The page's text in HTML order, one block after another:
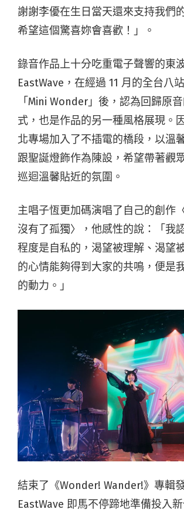
謝謝李優在生日當天還來支持我們
希望這個驚喜妳會喜歡！」。
錄音作品上十分吃重電子聲響的東
EastWave，在經過 11 月的全台八
「Mini Wonder」後，認為回歸原
式，也是作品的另一種風格展現。
北專場加入了不插電的橋段，以溫
跟聖誕燈飾作為陳設，希望帶著觀
巡迴溫馨貼近的氛圍。
主唱子恆更加碼演唱了自己的創作
沒有了孤獨〉，他感性的說：「我
程度是自私的，渴望被理解、渴望
的心情能夠得到大家的共鳴，便是
的動力。」
結束了《Wonder! Wander!》專輯
EastWave 即馬不停蹄地準備投入